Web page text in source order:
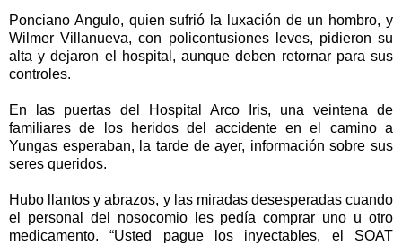
Ponciano Angulo, quien sufrió la luxación de un hombro, y
Wilmer Villanueva, con policontusiones leves, pidieron su
alta y dejaron el hospital, aunque deben retornar para sus
controles.
En las puertas del Hospital Arco Iris, una veintena de
familiares de los heridos del accidente en el camino a
Yungas esperaban, la tarde de ayer, información sobre sus
seres queridos.
Hubo llantos y abrazos, y las miradas desesperadas cuando
el personal del nosocomio les pedía comprar uno u otro
medicamento. “Usted pague los inyectables, el SOAT